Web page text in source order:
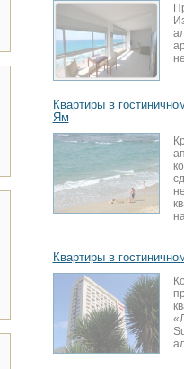
Квартиры в
Ям
Квартиры в